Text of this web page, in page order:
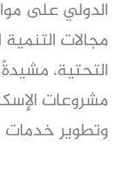
الدولي على
مجالات
التحتية،
مشروعات
وتطوير خدمات